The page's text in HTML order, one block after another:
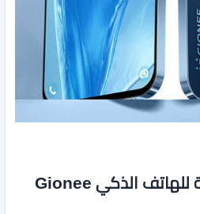
المواصفات الكاملة للهاتف الذكي Gionee